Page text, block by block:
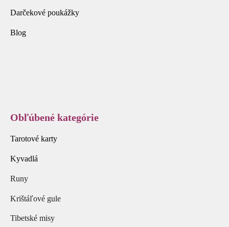
Darčekové poukážky
Blog
Obľúbené kategórie
Tarotové karty
Kyvadlá
Runy
Krištáľové gule
Tibetské misy